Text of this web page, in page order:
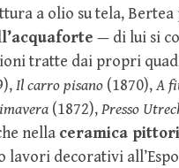
a olio su tela,
— di lui si
tratte dai propri
Il carro pisano (1870),A
(1872),Presso
nella ceramica
lavori decorativi